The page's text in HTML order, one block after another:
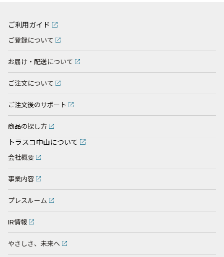
ご利用ガイド
ご登録について
お届け・配送について
ご注文について
ご注文後のサポート
商品の探し方
トラスコ中山について
会社概要
事業内容
プレスルーム
IR情報
やさしさ、未来へ